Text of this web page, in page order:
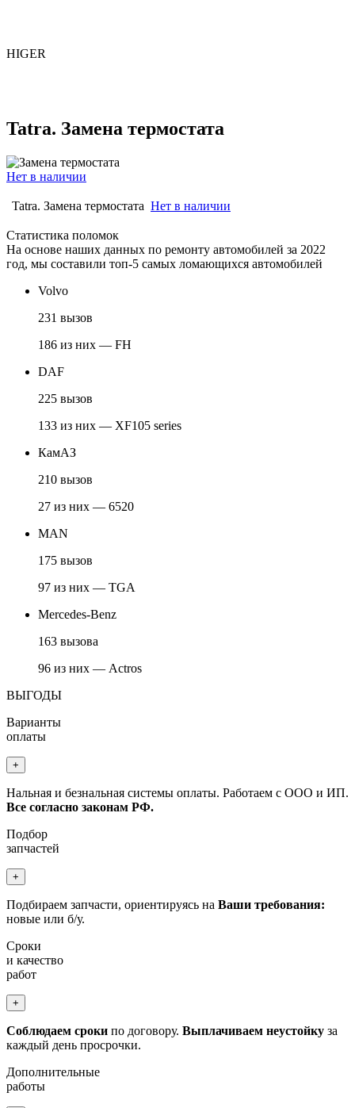
HIGER
Tatra. Замена термостата
Нет в наличии
Tatra. Замена термостата Нет в наличии
Статистика поломок
На основе наших данных по ремонту автомобилей за 2022
год, мы составили топ-5 самых ломающихся автомобилей
Volvo
231 вызов
186 из них — FH
DAF
225 вызов
133 из них — XF105 series
КамАЗ
210 вызов
27 из них — 6520
MAN
175 вызов
97 из них — TGA
Mercedes-Benz
163 вызова
96 из них — Actros
ВЫГОДЫ
Варианты
оплаты
+
Нальная и безнальная системы оплаты. Работаем с ООО и ИП.
Все согласно законам РФ.
Подбор
запчастей
+
Подбираем запчасти, ориентируясь на Ваши требования:
новые или б/у.
Сроки
и качество
работ
+
Соблюдаем сроки по договору. Выплачиваем неустойку за
каждый день просрочки.
Дополнительные
работы